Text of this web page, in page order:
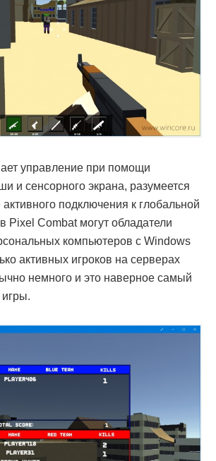
управление при помощи
и сенсорного экрана, разумеется
подключения к глобальной
Pixel Combat могут обладатели
компьютеров с Windows
активных игроков на серверах
немного и это наверное самый